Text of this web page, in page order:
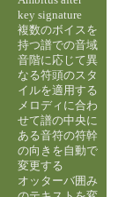
key signature
複数のボイスを
持つ譜での音域
音階に応じて異
なる符頭のスタ
イルを適用する
メロディに合わ
せて譜の中央に
ある音符の符幹
の向きを自動で
変更する
オッターバ囲み